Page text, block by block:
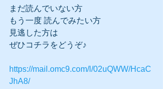
まだ読んでいない方
もう一度 読んでみたい方
見逃した方は
ぜひコチラをどうぞ♪
https://mail.omc9.com/l/02uQWW/HcaC
JhA8/